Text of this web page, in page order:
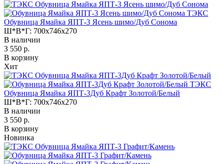
ТЭКС
Обувница Ямайка ЯПТ-3 Ясень шимо/Дуб Сонома
Ш*В*Г: 700x746x270
В наличии
3 550 р.
В корзину
Хит
ТЭКС
Обувница Ямайка ЯПТ-3Дуб Крафт Золотой/Белый
Ш*В*Г: 700x746x270
В наличии
3 550 р.
В корзину
Новинка